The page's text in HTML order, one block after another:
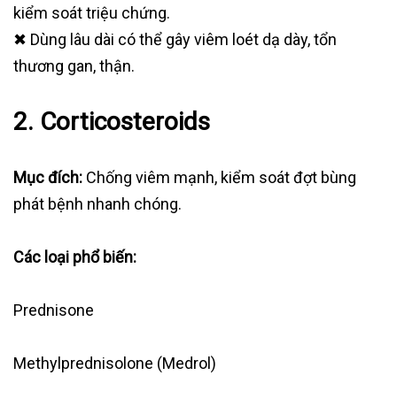
kiểm soát triệu chứng.
✖ Dùng lâu dài có thể gây viêm loét dạ dày, tổn
thương gan, thận.
2. Corticosteroids
Mục đích: Chống viêm mạnh, kiểm soát đợt bùng
phát bệnh nhanh chóng.
Các loại phổ biến:
Prednisone
Methylprednisolone (Medrol)